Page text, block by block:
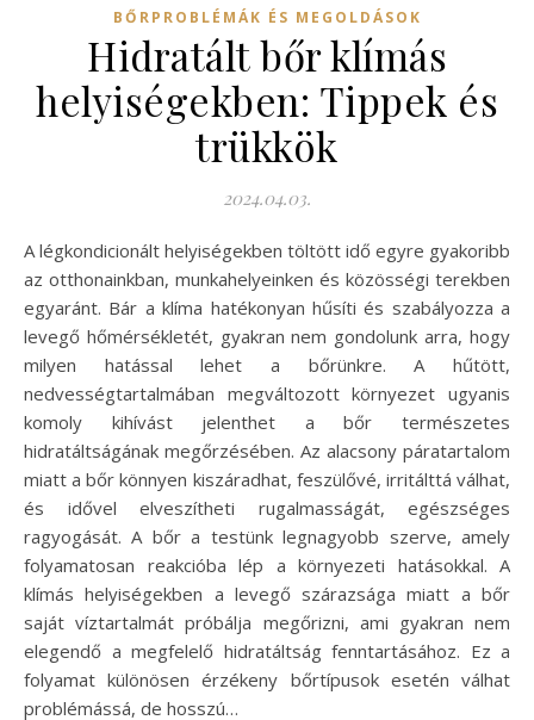
BŐRPROBLÉMÁK ÉS MEGOLDÁSOK
Hidratált bőr klímás
helyiségekben: Tippek és
trükkök
2024.04.03.
A légkondicionált helyiségekben töltött idő egyre gyakoribb
az otthonainkban, munkahelyeinken és közösségi terekben
egyaránt. Bár a klíma hatékonyan hűsíti és szabályozza a
levegő hőmérsékletét, gyakran nem gondolunk arra, hogy
milyen hatással lehet a bőrünkre. A hűtött,
nedvességtartalmában megváltozott környezet ugyanis
komoly kihívást jelenthet a bőr természetes
hidratáltságának megőrzésében. Az alacsony páratartalom
miatt a bőr könnyen kiszáradhat, feszülővé, irritálttá válhat,
és idővel elveszítheti rugalmasságát, egészséges
ragyogását. A bőr a testünk legnagyobb szerve, amely
folyamatosan reakcióba lép a környezeti hatásokkal. A
klímás helyiségekben a levegő szárazsága miatt a bőr
saját víztartalmát próbálja megőrizni, ami gyakran nem
elegendő a megfelelő hidratáltság fenntartásához. Ez a
folyamat különösen érzékeny bőrtípusok esetén válhat
problémássá, de hosszú…